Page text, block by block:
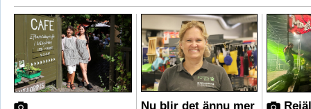
Nu blir det ännu mer